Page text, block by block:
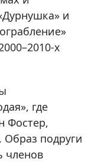
и
х
где
Фостер,
Образ подруги
членов